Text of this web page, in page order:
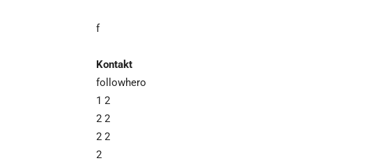
f
Kontakt
followhero
1 2
2 2
2 2
2